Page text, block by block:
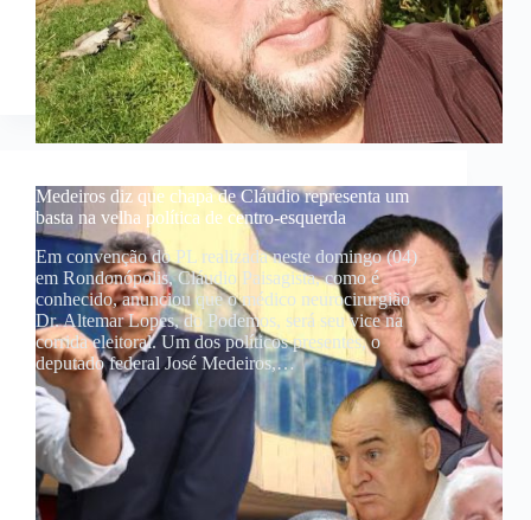
Medeiros diz que chapa de Cláudio representa um
basta na velha política de centro-esquerda
Em convenção do PL realizada neste domingo (04)
em Rondonópolis, Cláudio Paisagista, como é
conhecido, anunciou que o médico neurocirurgião
Dr. Altemar Lopes, do Podemos, será seu vice na
corrida eleitoral. Um dos políticos presentes, o
deputado federal José Medeiros,…